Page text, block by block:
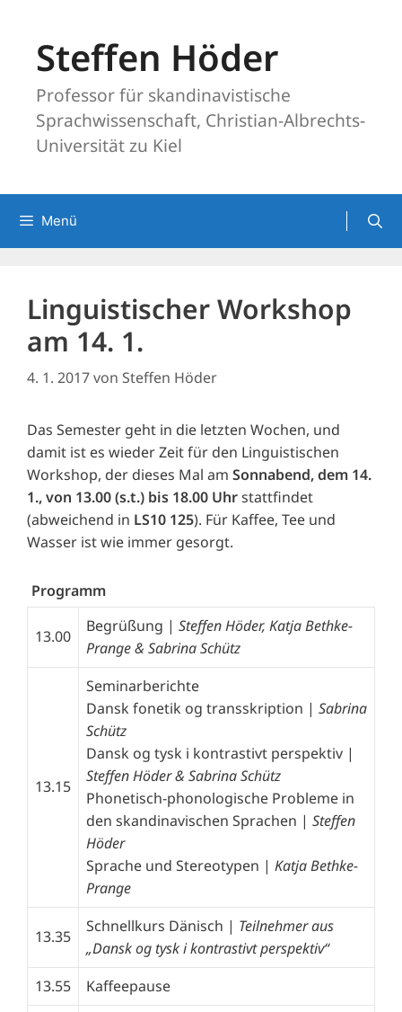
springenSteffen Höder
Professor für skandinavistische
Sprachwissenschaft, Christian-Albrechts-
Universität zu Kiel
Menü
Linguistischer Workshop
am 14. 1.
4. 1. 2017von Steffen Höder
Das Semester geht in die letzten Wochen, und
damit ist es wieder Zeit für den Linguistischen
Workshop, der dieses Mal am Sonnabend, dem 14.
1., von 13.00 (s.t.) bis 18.00 Uhrstattfindet
(abweichend in LS10 125). Für Kaffee, Tee und
Wasser ist wie immer gesorgt.
Programm
13.00
Begrüßung | Steffen Höder, Katja Bethke-
Prange & Sabrina Schütz
13.15
Seminarberichte
Dansk fonetik og transskription | Sabrina
Schütz
Dansk og tysk i kontrastivt perspektiv |
Steffen Höder & Sabrina Schütz
Phonetisch-phonologische Probleme in
den skandinavischen Sprachen | Steffen
Höder
Sprache und Stereotypen | Katja Bethke-
Prange
13.35
Schnellkurs Dänisch | Teilnehmer aus
„Dansk og tysk i kontrastivt perspektiv“
13.55
Kaffeepause